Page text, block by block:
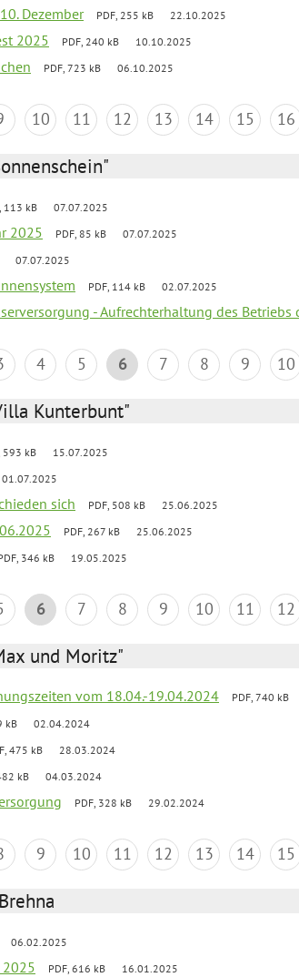
Dezember PDF, 255 kB 22.10.2025
2025 PDF, 240 kB 10.10.2025
PDF, 723 kB 06.10.2025
10 11 12 13 14 15 16
113 kB 07.07.2025
2025 PDF, 85 kB 07.07.2025
07.07.2025
PDF, 114 kB 02.07.2025
- Aufrechterhaltung des Betriebs
4 5 6 7 8 9 10
Kunterbunt"
593 kB 15.07.2025
01.07.2025
sich PDF, 508 kB 25.06.2025
PDF, 267 kB 25.06.2025
346 kB 19.05.2025
6 7 8 9 10 11 12
und Moritz"
vom 18.04.-19.04.2024 PDF, 740 kB
kB 02.04.2024
475 kB 28.03.2024
kB 04.03.2024
PDF, 328 kB 29.02.2024
9 10 11 12 13 14 15
06.02.2025
PDF, 616 kB 16.01.2025